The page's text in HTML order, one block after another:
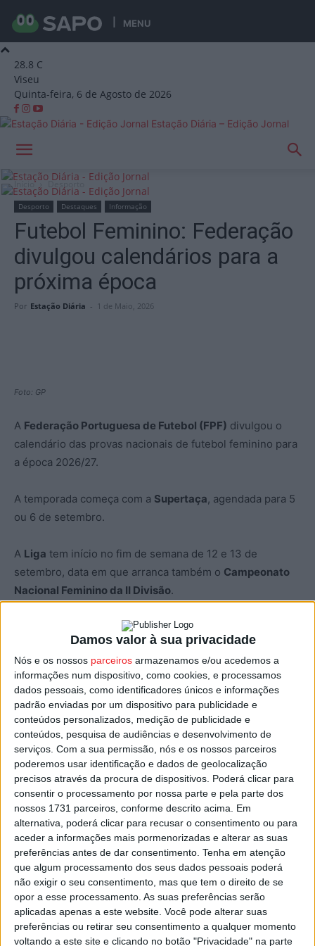
Damos valor à sua privacidade
Nós e os nossos parceiros armazenamos e/ou acedemos a
informações num dispositivo, como cookies, e processamos
dados pessoais, como identificadores únicos e informações
padrão enviadas por um dispositivo para publicidade e
conteúdos personalizados, medição de publicidade e
conteúdos, pesquisa de audiências e desenvolvimento de
serviços. Com a sua permissão, nós e os nossos parceiros
poderemos usar identificação e dados de geolocalização
precisos através da procura de dispositivos. Poderá clicar para
consentir o processamento por nossa parte e pela parte dos
nossos 1731 parceiros, conforme descrito acima. Em
alternativa, poderá clicar para recusar o consentimento ou para
aceder a informações mais pormenorizadas e alterar as suas
preferências antes de dar consentimento. Tenha em atenção
que algum processamento dos seus dados pessoais poderá
não exigir o seu consentimento, mas que tem o direito de se
opor a esse processamento. As suas preferências serão
aplicadas apenas a este website. Você pode alterar suas
preferências ou retirar seu consentimento a qualquer momento
voltando a este site e clicando no botão "Privacidade" na parte
MENU
28.8 C
Viseu
Quinta-feira, 6 de Agosto de 2026
Estação Diária – Edição Jornal
Início Desporto
Desporto Destaques Informação
Futebol Feminino: Federação
divulgou calendários para a
próxima época
Por Estação Diária - 1 de Maio, 2026
Foto: GP
A Federação Portuguesa de Futebol (FPF) divulgou o
calendário das provas nacionais de futebol feminino para
a época 2026/27.
A temporada começa com a Supertaça, agendada para 5
ou 6 de setembro.
A Liga tem início no fim de semana de 12 e 13 de
setembro, data em que arranca também o Campeonato
Nacional Feminino da II Divisão.
Taça de Portugal Femininainicia-se com uma pré-
eliminatória a 13 de setembro. A 1.ª eliminatória está
marcada para 4 de outubro. A final está prevista para 6 de
junho. ATaça da Liga Feminina começa também a 4 de
outubro.
A FPF indica que o calendário pode sofrer alterações ao
longo da época, devido ao calendário internacional e a
ajustamentos competitivos.
Esta e outras notícias para ouvir na Estação Diária – 96.8
FM ou em www.968.fm
Pub
TAGS Futebol Feminino